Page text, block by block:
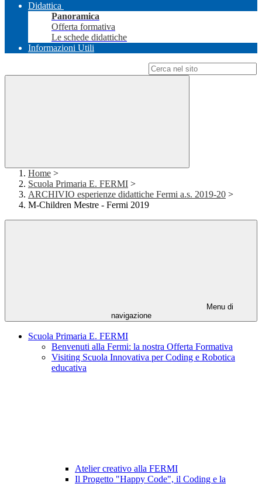
Didattica
Panoramica
Offerta formativa
Le schede didattiche
Informazioni Utili
Home >
Scuola Primaria E. FERMI >
ARCHIVIO esperienze didattiche Fermi a.s. 2019-20 >
M-Children Mestre - Fermi 2019
Menu di
navigazione
Scuola Primaria E. FERMI
Benvenuti alla Fermi: la nostra Offerta Formativa
Visiting Scuola Innovativa per Coding e Robotica
educativa
Atelier creativo alla FERMI
Il Progetto "Happy Code", il Coding e la